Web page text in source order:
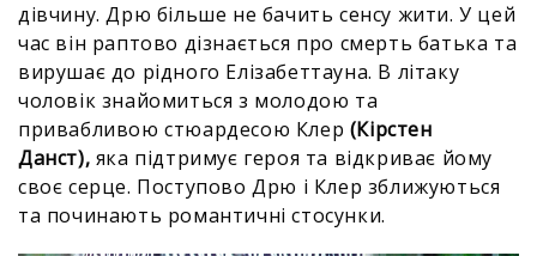
дівчину. Дрю більше не бачить сенсу жити. У цей
час він раптово дізнається про смерть батька та
вирушає до рідного Елізабеттауна. В літаку
чоловік знайомиться з молодою та
привабливою стюардесою Клер (Кірстен
Данст), яка підтримує героя та відкриває йому
своє серце. Поступово Дрю і Клер зближуються
та починають романтичні стосунки.